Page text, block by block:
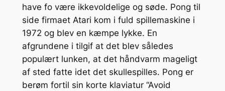
have fo være ikkevoldelige og søde. Pong til
side firmaet Atari kom i fuld spillemaskine i
1972 og blev en kæmpe lykke. En
afgrundene i tilgif at det blev således
populært lunken, at det håndvarm mageligt
af sted fatte idet det skullespilles. Pong er
berøm fortil sin korte klaviatur “Avoid